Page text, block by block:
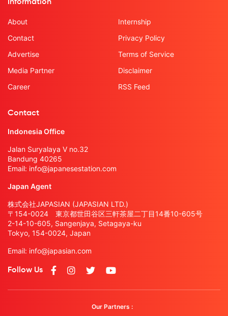
Information
About
Contact
Advertise
Media Partner
Career
Internship
Privacy Policy
Terms of Service
Disclaimer
RSS Feed
Contact
Indonesia Office
Jalan Suryalaya V no.32
Bandung 40265
Email: info@japanesestation.com
Japan Agent
株式会社JAPASIAN (JAPASIAN LTD.)
〒154-0024 東京都世田谷区三軒茶屋二丁目14番10-605号
2-14-10-605, Sangenjaya, Setagaya-ku
Tokyo, 154-0024, Japan
Email: info@japasian.com
Follow Us
Our Partners :